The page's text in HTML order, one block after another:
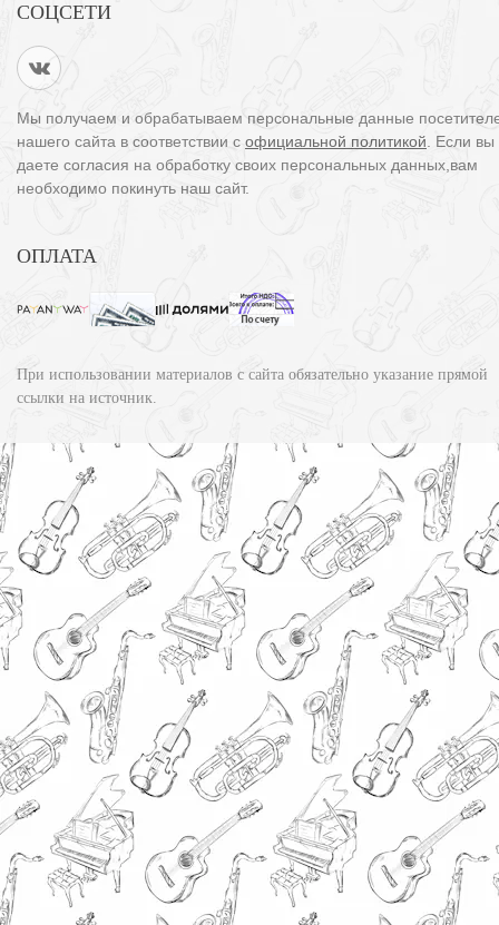
СОЦСЕТИ
Мы получаем и обрабатываем персональные данные
нашего сайта в соответствии с официальной политикой . Если
даете согласия на обработку своих персональных данных,вам
необходимо покинуть наш сайт.
ОПЛАТА
При использовании материалов с сайта обязательно указание прямой
ссылки на источник.